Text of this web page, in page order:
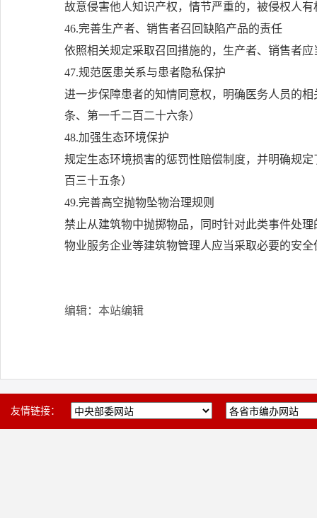
故意侵害他人知识产权，情节严重的，被侵权人
46.完善生产者、销售者召回缺陷产品的责任
依照相关规定采取召回措施的，生产者、销售者
47.规范医患关系与患者隐私保护
进一步保障患者的知情同意权，明确医务人员的
条、第一千二百二十六条）
48.加强生态环境保护
规定生态环境损害的惩罚性赔偿制度，并明确规
百三十五条）
49.完善高空抛物坠物治理规则
禁止从建筑物中抛掷物品，同时针对此类事件处
物业服务企业等建筑物管理人应当采取必要的安
编辑：本站编辑
友情链接：